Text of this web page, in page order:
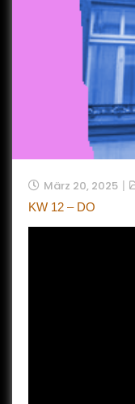
März 20, 2025
KW 12 – DO